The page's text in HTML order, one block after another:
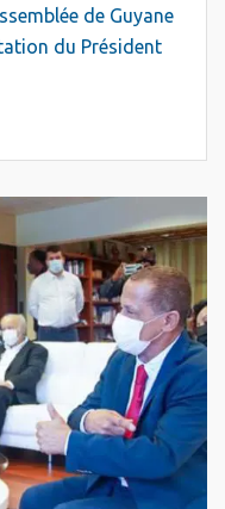
de Guyane
du Président